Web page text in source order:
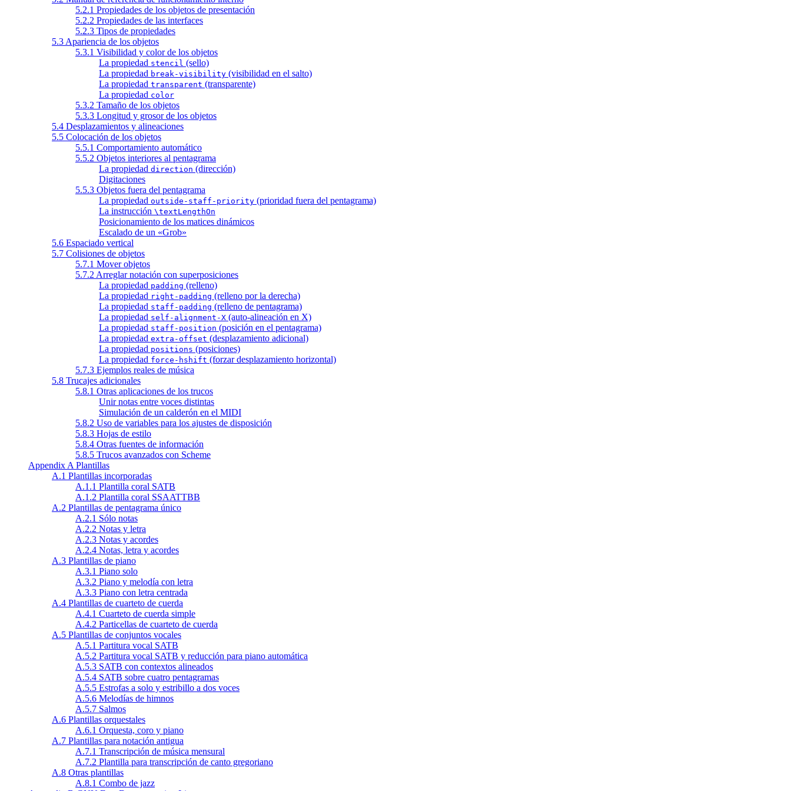
5.2.1 Propiedades de los objetos de presentación
5.2.2 Propiedades de las interfaces
5.2.3 Tipos de propiedades
5.3 Apariencia de los objetos
5.3.1 Visibilidad y color de los objetos
La propiedad stencil (sello)
La propiedad break-visibility (visibilidad en el salto)
La propiedad transparent (transparente)
La propiedad color
5.3.2 Tamaño de los objetos
5.3.3 Longitud y grosor de los objetos
5.4 Desplazamientos y alineaciones
5.5 Colocación de los objetos
5.5.1 Comportamiento automático
5.5.2 Objetos interiores al pentagrama
La propiedad direction (dirección)
Digitaciones
5.5.3 Objetos fuera del pentagrama
La propiedad outside-staff-priority (prioridad fuera del pentagrama)
La instrucción \textLengthOn
Posicionamiento de los matices dinámicos
Escalado de un «Grob»
5.6 Espaciado vertical
5.7 Colisiones de objetos
5.7.1 Mover objetos
5.7.2 Arreglar notación con superposiciones
La propiedad padding (relleno)
La propiedad right-padding (relleno por la derecha)
La propiedad staff-padding (relleno de pentagrama)
La propiedad self-alignment-X (auto-alineación en X)
La propiedad staff-position (posición en el pentagrama)
La propiedad extra-offset (desplazamiento adicional)
La propiedad positions (posiciones)
La propiedad force-hshift (forzar desplazamiento horizontal)
5.7.3 Ejemplos reales de música
5.8 Trucajes adicionales
5.8.1 Otras aplicaciones de los trucos
Unir notas entre voces distintas
Simulación de un calderón en el MIDI
5.8.2 Uso de variables para los ajustes de disposición
5.8.3 Hojas de estilo
5.8.4 Otras fuentes de información
5.8.5 Trucos avanzados con Scheme
Appendix A Plantillas
A.1 Plantillas incorporadas
A.1.1 Plantilla coral SATB
A.1.2 Plantilla coral SSAATTBB
A.2 Plantillas de pentagrama único
A.2.1 Sólo notas
A.2.2 Notas y letra
A.2.3 Notas y acordes
A.2.4 Notas, letra y acordes
A.3 Plantillas de piano
A.3.1 Piano solo
A.3.2 Piano y melodía con letra
A.3.3 Piano con letra centrada
A.4 Plantillas de cuarteto de cuerda
A.4.1 Cuarteto de cuerda simple
A.4.2 Particellas de cuarteto de cuerda
A.5 Plantillas de conjuntos vocales
A.5.1 Partitura vocal SATB
A.5.2 Partitura vocal SATB y reducción para piano automática
A.5.3 SATB con contextos alineados
A.5.4 SATB sobre cuatro pentagramas
A.5.5 Estrofas a solo y estribillo a dos voces
A.5.6 Melodías de himnos
A.5.7 Salmos
A.6 Plantillas orquestales
A.6.1 Orquesta, coro y piano
A.7 Plantillas para notación antigua
A.7.1 Transcripción de música mensural
A.7.2 Plantilla para transcripción de canto gregoriano
A.8 Otras plantillas
A.8.1 Combo de jazz